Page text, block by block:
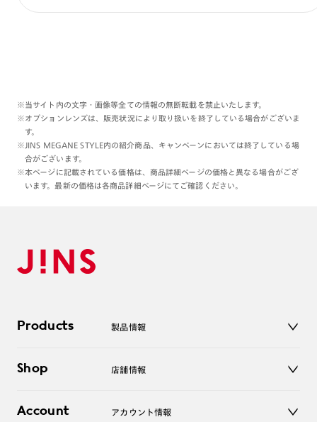
※当サイト内の文字・画像等全ての情報の無断転載を禁止いたします。
※オプションレンズは、販売状況により取り扱いを終了している場合がございま
す。
※JINS MEGANE STYLE内の紹介商品、キャンペーンにおいては終了している場
合がございます。
※本ページに記載されている価格は、商品詳細ページの価格と異なる場合がござ
います。最新の価格は各商品詳細ページにてご確認ください。
Products 製品情報
サングラス
コンタクトレンズ
Shop 店舗情報
オンラインショップ
Account アカウント情報